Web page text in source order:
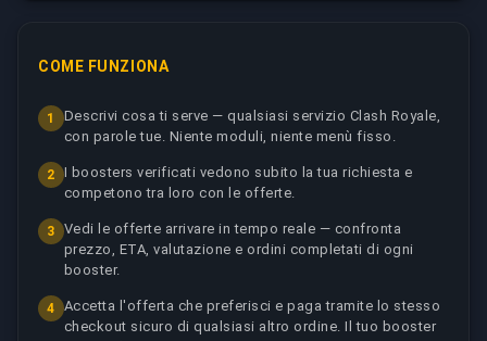
COME FUNZIONA
1
Descrivi cosa ti serve — qualsiasi servizio Clash Royale,
con parole tue. Niente moduli, niente menù fisso.
2
I boosters verificati vedono subito la tua richiesta e
competono tra loro con le offerte.
3
Vedi le offerte arrivare in tempo reale — confronta
prezzo, ETA, valutazione e ordini completati di ogni
booster.
4
Accetta l'offerta che preferisci e paga tramite lo stesso
checkout sicuro di qualsiasi altro ordine. Il tuo booster